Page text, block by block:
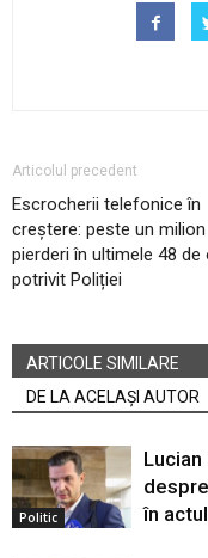
Articolul precedent
Escrocherii telefonice în
creștere: peste un milion
pierderi în ultimele 48 de
potrivit Poliției
ARTICOLE SIMILARE
DE LA ACELAȘI AUTOR
Politic
în